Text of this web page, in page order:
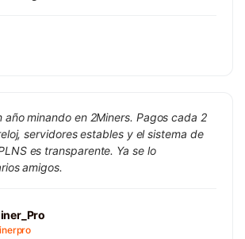
año minando en 2Miners. Pagos cada 2
servidores estables y el sistema de
es transparente. Ya se lo
amigos.